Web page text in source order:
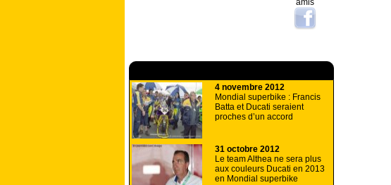
amis
4 novembre 2012
Mondial superbike : Francis
Batta et Ducati seraient
proches d’un accord
31 octobre 2012
Le team Althea ne sera plus
aux couleurs Ducati en 2013
en Mondial superbike